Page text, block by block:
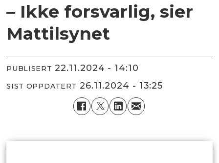
– Ikke forsvarlig, sier
Mattilsynet
PUBLISERT 22.11.2024 - 14:10
SIST OPPDATERT 26.11.2024 - 13:25